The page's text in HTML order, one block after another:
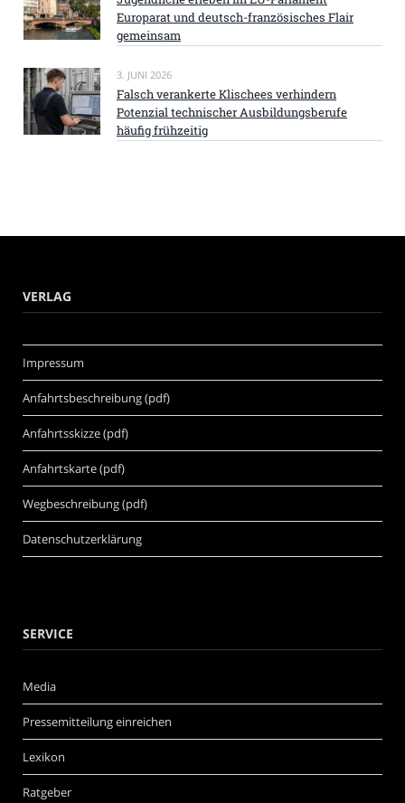
Europarat und deutsch-französisches Flair
gemeinsam
3. JUNI 2026
Falsch verankerte Klischees verhindern
Potenzial technischer Ausbildungsberufe
häufig frühzeitig
VERLAG
Impressum
Anfahrtsbeschreibung (pdf)
Anfahrtsskizze (pdf)
Anfahrtskarte (pdf)
Wegbeschreibung (pdf)
Datenschutzerklärung
SERVICE
Media
Pressemitteilung einreichen
Lexikon
Ratgeber